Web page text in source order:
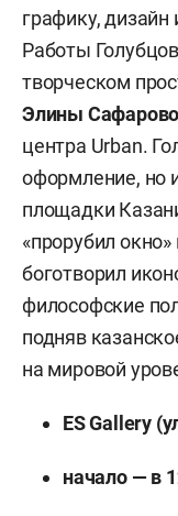
графику,
Работы
творческом
Элины
центра Urban.
оформление, но
площадки
«прорубил
боготворил
философские
подняв
на мировой
ES Gallery
начало — в